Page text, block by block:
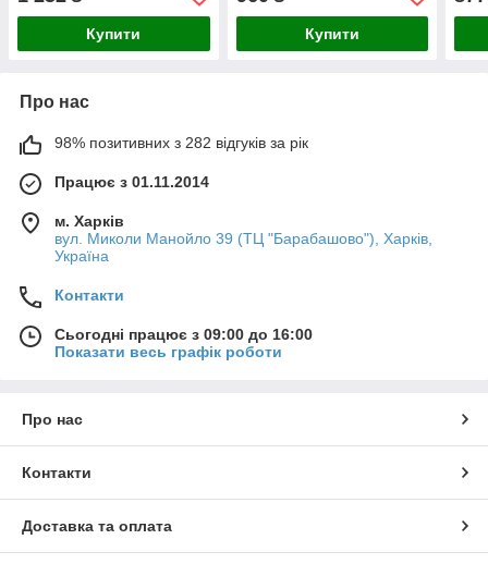
Купити Купити
Про нас
98% позитивних з 282 відгуків за рік
Працює з 01.11.2014
м. Харків
вул. Миколи Манойло 39 (ТЦ "Барабашово"), Харків,
Україна
Контакти
Сьогодні працює з 09:00 до 16:00
Показати весь графік роботи
Про нас
Контакти
Доставка та оплата